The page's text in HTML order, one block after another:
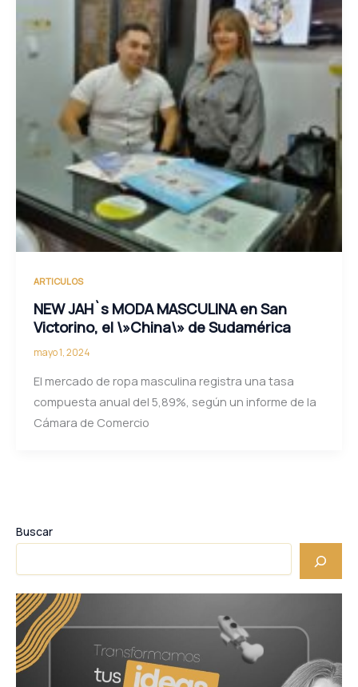
ARTICULOS
NEW JAH`s MODA MASCULINA en San
Victorino, el \»China\» de Sudamérica
mayo 1, 2024
El mercado de ropa masculina registra una tasa
compuesta anual del 5,89%, según un informe de la
Cámara de Comercio
Buscar